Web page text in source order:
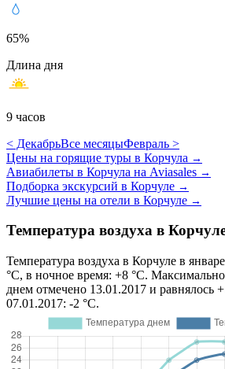
65%
Длина дня
9 часов
< ДекабрьВсе месяцыФевраль >
Цены на горящие туры в Корчула →
Авиабилеты в Корчула на Aviasales →
Подборка экскурсий в Корчуле →
Лучшие цены на отели в Корчуле →
Температура воздуха в
Температура воздуха в Корчуле в
°C, в ночное время: +8 °C.
днем отмечено 13.01.2017 и равнялось
07.01.2017: -2 °C.